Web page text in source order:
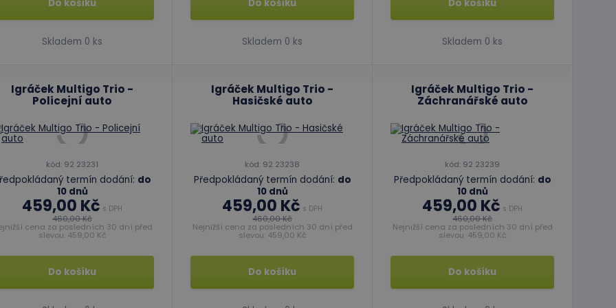
Do košíku
Skladem 0 ks
Do košíku
Skladem 0 ks
Do košíku
Skladem 0 ks
Igráček Multigo Trio -
Policejní auto
kód: 92 23231
termín dodání: do
10 dnů
459,00 Kč s DPH
460,00 Kč
cena za posledních 30 dní před
slevou: 459,00 Kč
Do košíku
Igráček Multigo Trio -
Hasičské auto
kód: 92 23238
Předpokládaný termín dodání: do
10 dnů
459,00 Kč s DPH
460,00 Kč
Nejnižší cena za posledních 30 dní před
slevou: 459,00 Kč
Do košíku
Igráček Multigo Trio -
Záchranářské auto
kód: 92 23239
Předpokládaný termín dodání: do
10 dnů
459,00 Kč s DPH
460,00 Kč
Nejnižší cena za posledních 30 dní před
slevou: 459,00 Kč
Do košíku